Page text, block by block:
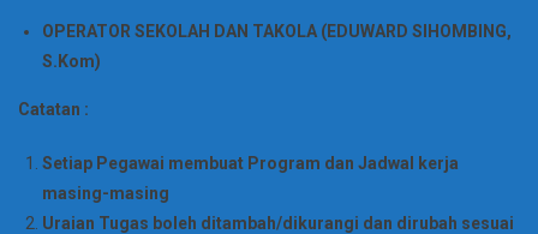
OPERATOR SEKOLAH DAN TAKOLA (EDUWARD SIHOMBING,
S.Kom)
Catatan :
Setiap Pegawai membuat Program dan Jadwal kerja
masing-masing
Uraian Tugas boleh ditambah/dikurangi dan dirubah sesuai